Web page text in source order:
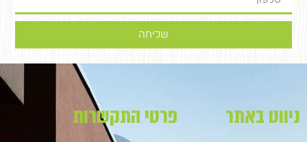
שליחה
ניווט באתר פרטי התקשרות